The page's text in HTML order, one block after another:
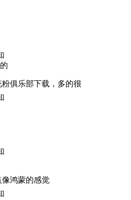
粉俱乐部下载，多的很
像鸿蒙的感觉